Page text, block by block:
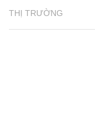
THỊ TRƯỜNG